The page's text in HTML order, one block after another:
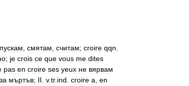
смятам считам; croire qqn
; je crois ce que vous me dites
pas en croire ses yeux не вярвам
за мъртъв; II v.tr. ind croire а en